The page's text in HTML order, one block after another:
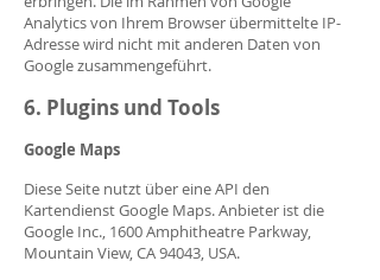
Analytics von Ihrem Browser übermittelte IP-
Adresse wird nicht mit anderen Daten von
Google zusammengeführt.
6. Plugins und Tools
Google Maps
Diese Seite nutzt über eine API den
Kartendienst Google Maps. Anbieter ist die
Google Inc., 1600 Amphitheatre Parkway,
Mountain View, CA 94043, USA.